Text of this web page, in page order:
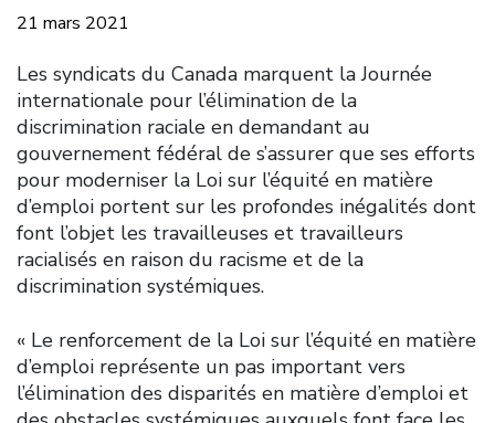
21 mars 2021
Les syndicats du Canada marquent la Journée
internationale pour l’élimination de la
discrimination raciale en demandant au
gouvernement fédéral de s’assurer que ses efforts
pour moderniser la Loi sur l’équité en matière
d’emploi portent sur les profondes inégalités dont
font l’objet les travailleuses et travailleurs
racialisés en raison du racisme et de la
discrimination systémiques.
« Le renforcement de la Loi sur l’équité en matière
d’emploi représente un pas important vers
l’élimination des disparités en matière d’emploi et